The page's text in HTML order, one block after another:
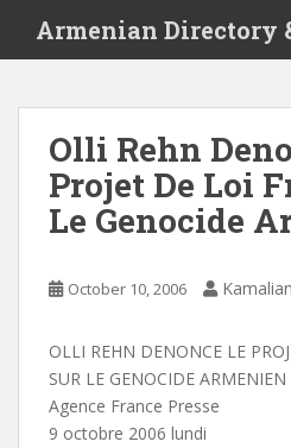
i
Armenian Directory
Olli Rehn
Projet De Loi
Le Genocide
October 10, 2006
OLLI REHN DENONCE LE
SUR LE GENOCIDE ARMENIEN
Agence France Presse
9 octobre 2006 lundi